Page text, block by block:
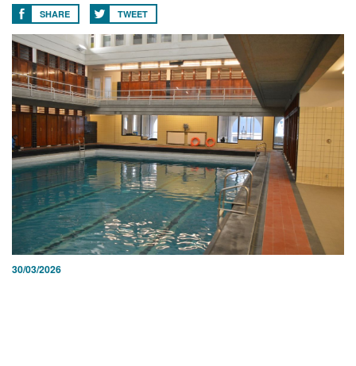
SHARE TWEET
30/03/2026